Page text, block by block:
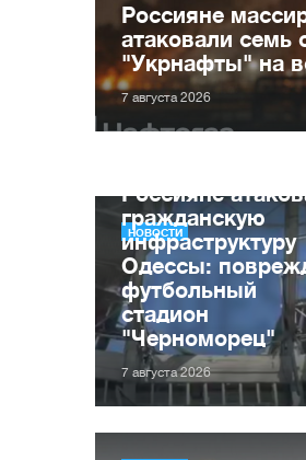
Россияне
атаковали семь
"Укрнафты" на
7 августа 2026
НОВОСТИ
Россияне
гражданскую
инфраструктуру
Одессы:
футбольный
стадион
"Черноморец"
7 августа 2026